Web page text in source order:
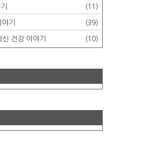
(11)
기 (39)
.건강 이야기 (10)